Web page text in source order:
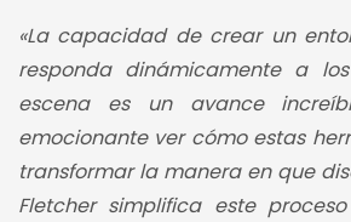
«La capacidad de crear un
responda dinámicamente a
escena es un avance
emocionante ver cómo estas
transformar la manera en que
Fletcher simplifica este